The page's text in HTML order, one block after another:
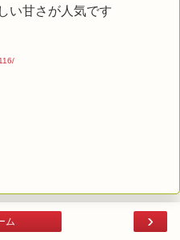
い甘さが人気です
›
ム